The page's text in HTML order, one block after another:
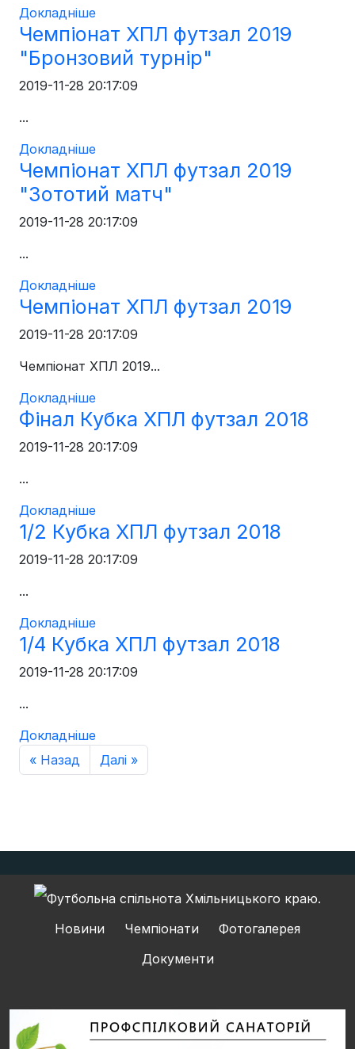
Докладніше
Чемпіонат ХПЛ футзал 2019
"Бронзовий турнір"
2019-11-28 20:17:09
...
Докладніше
Чемпіонат ХПЛ футзал 2019
"Зототий матч"
2019-11-28 20:17:09
...
Докладніше
Чемпіонат ХПЛ футзал 2019
2019-11-28 20:17:09
Чемпіонат ХПЛ 2019...
Докладніше
Фінал Кубка ХПЛ футзал 2018
2019-11-28 20:17:09
...
Докладніше
1/2 Кубка ХПЛ футзал 2018
2019-11-28 20:17:09
...
Докладніше
1/4 Кубка ХПЛ футзал 2018
2019-11-28 20:17:09
...
Докладніше
« Назад
Далі »
Новини Чемпіонати
Фотогалерея
Документи